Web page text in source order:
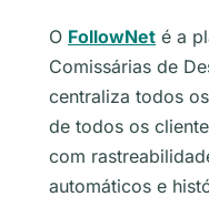
O FollowNet é a
Comissárias de
centraliza todos
de todos os
com
automáticos e